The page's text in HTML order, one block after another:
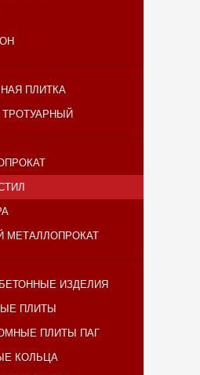
ПЛИТКА
МЕТАЛЛОПРОКАТ
ИЗДЕЛИЯ
ПЛИТЫ
ПЛИТЫ ПАГ
КОЛЬЦА